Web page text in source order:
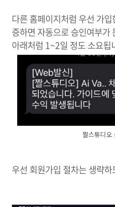
다른 홈페이지처럼 우선 가
증하면 자동으로 승인여부가
아래처럼 1~2일 정도 소요됩
짤스튜디오
우선 회원가입 절차는 생략